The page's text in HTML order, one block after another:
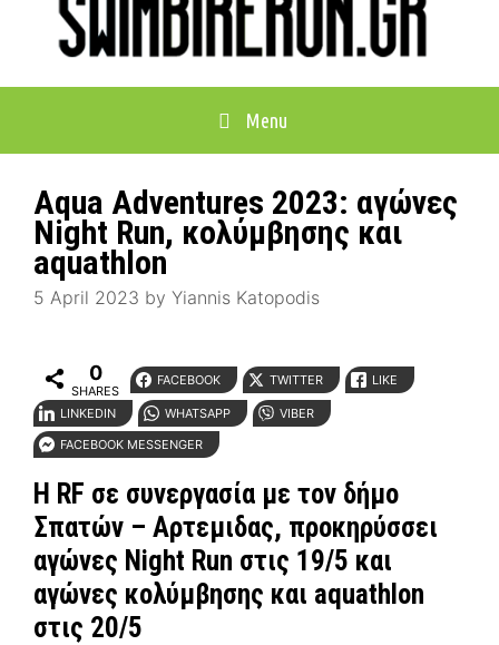
Menu
Aqua Adventures 2023: αγώνες
Night Run, κολύμβησης και
aquathlon
5 April 2023 by Yiannis Katopodis
0
SHARES
FACEBOOK TWITTER LIKE
LINKEDIN WHATSAPP
VIBER
FACEBOOK MESSENGER
H RF σε συνεργασία με τον δήμο
Σπατών – Αρτεμιδας, προκηρύσσει
αγώνες Night Run στις 19/5 και
αγώνες κολύμβησης και aquathlon
στις 20/5